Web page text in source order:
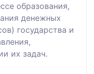
образования,
денежных
государства и
их задач.